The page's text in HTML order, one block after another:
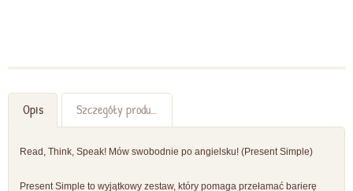
Opis Szczegóły produktu
Read, Think, Speak! Mów swobodnie po angielsku! (Present Simple)
Present Simple to wyjątkowy zestaw, który pomaga przełamać barierę